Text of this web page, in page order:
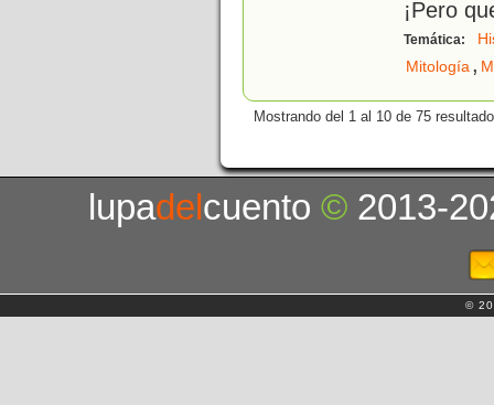
¡Pero
Temática:
Mitología,
Mostrando del 1 al 10 de 75
lupadelcuento© 2013-
©